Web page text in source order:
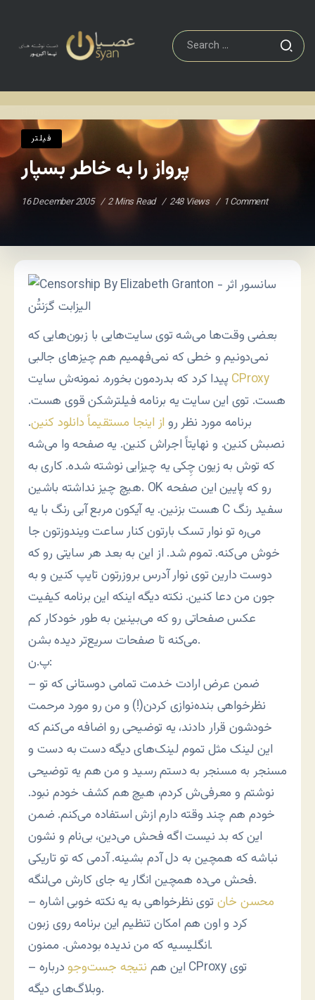
فيلتر
پرواز را به خاطر بسپار
16 December 2005 2 Mins Read 248 Views 1 Comment
بعضی وقت‌ها می‌شه توی سایت‌هایی با زبون‌هایی که
نمی‌دونیم و خطی که نمی‌فهمیم هم چیزهای جالبی
CProxy
هست. توی این سایت یه برنامه فیلترشکن قوی هست.
برنامه مورد نظر رو از اینجا مستقیماً دانلود کنین.
نصبش کنین. و نهایتاً اجراش کنین. یه صفحه وا می‌شه
که توش به زیون چِکی یه چیزایی نوشته شده. کاری به
هیچ چیز نداشته باشین. OK رو که پایین این صفحه
هست بزنین. یه آیکون مربع آبی رنگ با یه C سفید رنگ
می‌ره تو نوار تسک بارتون کنار ساعت ویندوزتون جا
خوش می‌کنه. تموم شد. از این به بعد هر سایتی رو که
دوست دارین توی نوار آدرس بروزرتون تایپ کنین و به
جون من دعا کنین. نکته دیگه اینکه این برنامه کیفیت
عکس صفحاتی رو که می‌بینین به طور خودکار کم
می‌کنه تا صفحات سریع‌تر دیده بشن.
پ.ن:
– ضمن عرض ارادت خدمت تمامی دوستانی که تو
نظرخواهی بنده‌نوازی کردن(!) و من رو مورد مرحمت
خودشون قرار دادند، یه توضیحی رو اضافه می‌کنم که
این لینک مثل تموم لینک‌های دیگه دست به دست و
مسنجر به مسنجر به دستم رسید و من هم یه توضیحی
نوشتم و معرفی‌ش کردم، هیچ هم کشف خودم نبود.
خودم هم چند وقته دارم ازش استفاده می‌کنم. ضمن
این که بد نیست اگه فحش می‌دین، بی‌نام و نشون
نباشه که همچین به دل آدم بشینه. آدمی که تو تاریکی
فحش می‌ده همچین انگار یه جای کارش می‌لنگه.
–
محسن خان توی نظرخواهی به یه نکته خوبی اشاره
کرد و اون هم امکان تنظیم این برنامه روی زبون
انگلیسیه که من ندیده بودمش. ممنون.
– این هم نتیجه جست‌وجودرباره CProxy توی
وبلاگ‌های دیگه.